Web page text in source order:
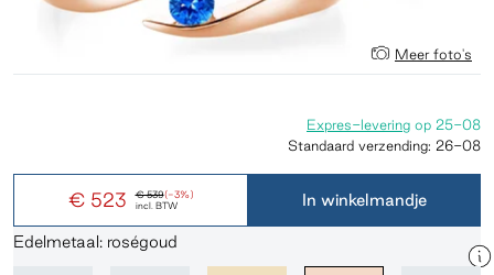
Meer foto's
€ 539(-3%)
€ 523 incl. BTW
Expres-levering op 25-08
Standaard verzending: 26-08
In winkelmandje
Edelmetaal: roségoud